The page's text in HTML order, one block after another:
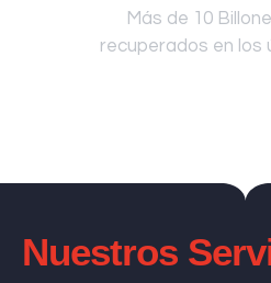
Más de 10
recuperados en los
Nuestros